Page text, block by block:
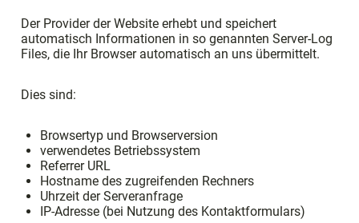
Der Provider der Website erhebt und speichert
automatisch Informationen in so genannten Server-Log
Files, die Ihr Browser automatisch an uns übermittelt.
Dies sind:
Browsertyp und Browserversion
verwendetes Betriebssystem
Referrer URL
Hostname des zugreifenden Rechners
Uhrzeit der Serveranfrage
IP-Adresse (bei Nutzung des Kontaktformulars)